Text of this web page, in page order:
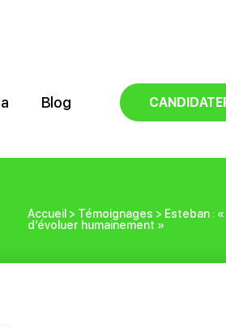
Blog
Accueil > Témoignages > Esteban :
d’évoluer humainement »